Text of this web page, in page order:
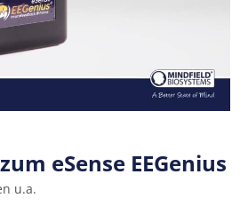
eSense EEGenius
u.a.